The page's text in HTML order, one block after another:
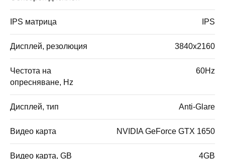
IPS матрица IPS
Дисплей, резолюция 3840x2160
Честота на
опресняване, Hz
60Hz
Дисплей, тип Anti-Glare
Видео карта NVIDIA GeForce GTX 1650
Видео карта, GB 4GB